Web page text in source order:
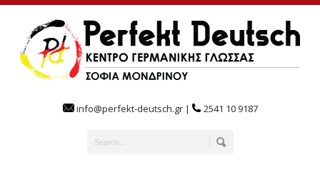
info@perfekt-deutsch.gr | 2541 10 9187